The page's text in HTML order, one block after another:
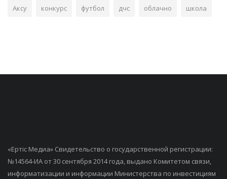
Аксу конкурс футбол дчс облачно школа
«Ертiс Медиа» Свидетельство о государственной регистрации:
№14564-ИА от 30 сентября 2014 года, выдано Комитетом связи,
информатизации и информации Министерства по инвестициям